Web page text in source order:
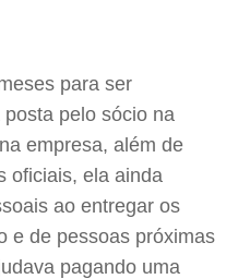
para ser
pelo sócio na
empresa, além de
oficiais, ela ainda
ao entregar os
e de pessoas próximas
pagando uma